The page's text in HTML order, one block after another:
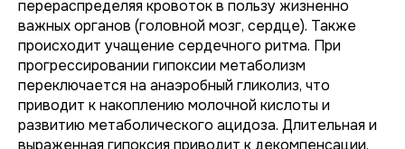
перераспределяя кровоток в пользу жизненно
важных органов (головной мозг, сердце). Также
происходит учащение сердечного ритма. При
прогрессировании гипоксии метаболизм
переключается на анаэробный гликолиз, что
приводит к накоплению молочной кислоты и
развитию метаболического ацидоза. Длительная и
выраженная гипоксия приводит к декомпенсации,